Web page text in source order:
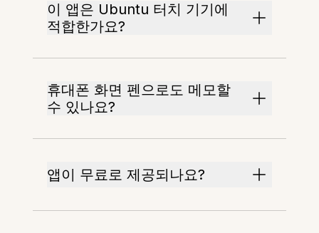
이 앱은 Ubuntu 터치 기기에
적합한가요?
휴대폰 화면 펜으로도 메모할
수 있나요?
앱이 무료로 제공되나요?